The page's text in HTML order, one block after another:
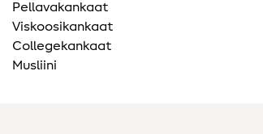
Pellavakankaat
Viskoosikankaat
Collegekankaat
Musliini